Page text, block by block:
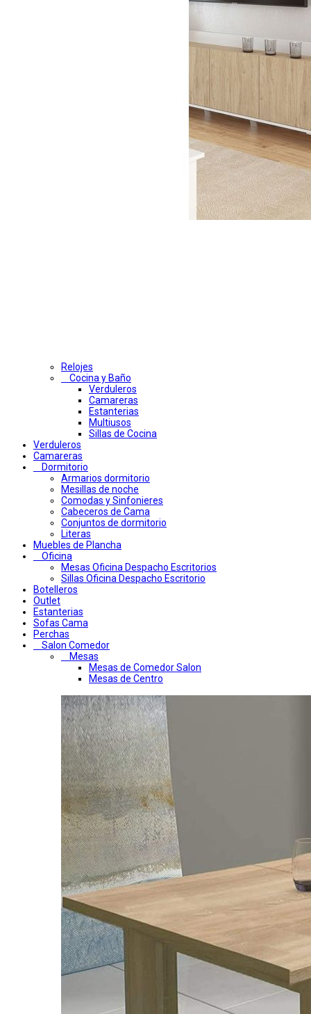
Relojes
Cocina y Baño
Verduleros
Camareras
Estanterias
Multiusos
Sillas de Cocina
Verduleros
Camareras
Dormitorio
Armarios dormitorio
Mesillas de noche
Comodas y Sinfonieres
Cabeceros de Cama
Conjuntos de dormitorio
Literas
Muebles de Plancha
Oficina
Mesas Oficina Despacho Escritorios
Sillas Oficina Despacho Escritorio
Botelleros
Outlet
Estanterias
Sofas Cama
Perchas
Salon Comedor
Mesas
Mesas de Comedor Salon
Mesas de Centro